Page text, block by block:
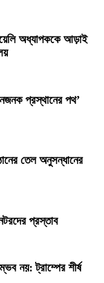
অধ্যাপককে আড়াই
প্রস্থানের পথ’
তেল অনুসন্ধানের
প্রস্তাব
নয়: ট্রাম্পের শীর্ষ